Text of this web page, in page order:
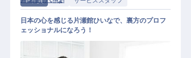
日本の心を感じる片瀬館ひいなで、裏方のプロフ
ェッショナルになろう！